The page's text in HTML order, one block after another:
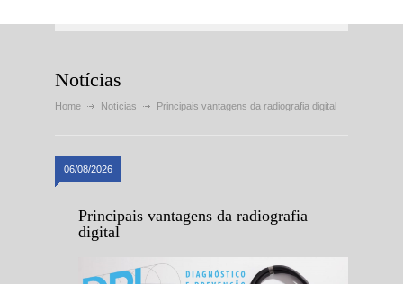
Notícias
Home Notícias Principais vantagens da radiografia digital
06/08/2026
Principais vantagens da radiografia
digital